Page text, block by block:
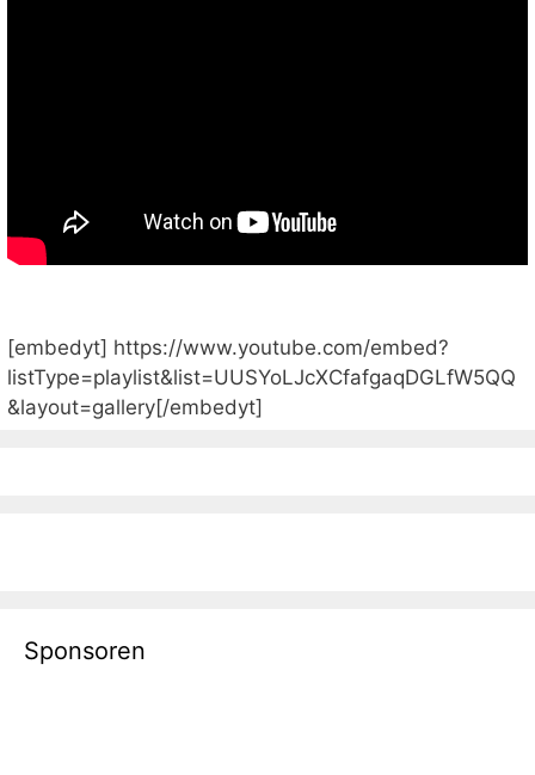
[embedyt] https://www.youtube.com/embed?
listType=playlist&list=UUSYoLJcXCfafgaqDGLfW5QQ
&layout=gallery[/embedyt]
Sponsoren